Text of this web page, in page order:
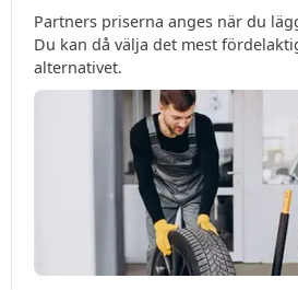
Partners priserna anges när du
Du kan då välja det mest
alternativet.